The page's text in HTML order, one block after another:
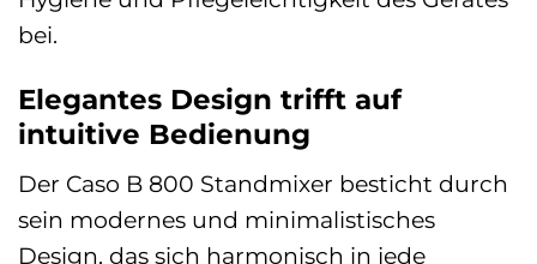
bei.
Elegantes Design trifft auf
intuitive Bedienung
Der Caso B 800 Standmixer besticht durch
sein modernes und minimalistisches
Design, das sich harmonisch in jede